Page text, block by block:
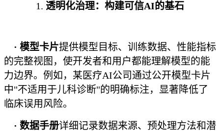
1. 透明化治理：构建可信AI的基石
· 模型卡片提供模型目标、训练数据、性能指标
的完整视图，使开发者和用户都能理解模型的能
力边界。例如，某医疗AI公司通过公开模型卡片
中"不适用于儿科诊断"的明确标注，显著降低了
临床误用风险。
· 数据手册详细记录数据来源、预处理方法和潜